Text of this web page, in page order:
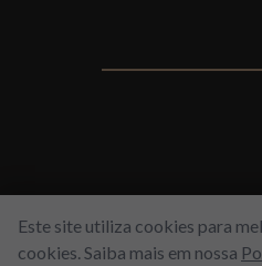
Este site utiliza cookies para
cookies. Saiba mais em nossa
WORLD FREE - Max